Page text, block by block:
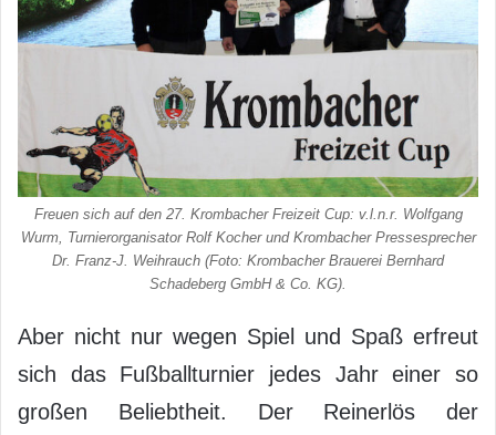
Freuen sich auf den 27. Krombacher Freizeit Cup: v.l.n.r. Wolfgang
Wurm, Turnierorganisator Rolf Kocher und Krombacher Pressesprecher
Dr. Franz-J. Weihrauch (Foto: Krombacher Brauerei Bernhard
Schadeberg GmbH & Co. KG).
Aber nicht nur wegen Spiel und Spaß erfreut
sich das Fußballturnier jedes Jahr einer so
großen Beliebtheit. Der Reinerlös der